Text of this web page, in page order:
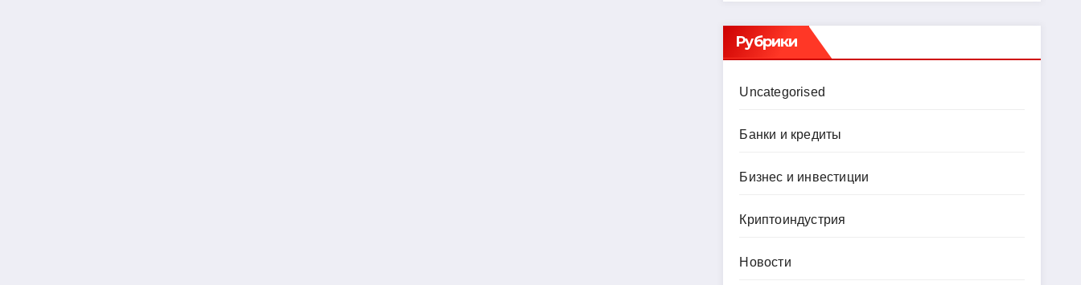
Рубрики
Uncategorised
Банки и кредиты
Бизнес и инвестиции
Криптоиндустрия
Новости